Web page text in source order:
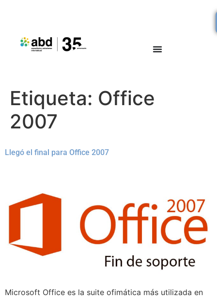
Etiqueta: Office
2007
Llegó el final para Office 2007
Microsoft Office es la suite ofimática más utilizada en